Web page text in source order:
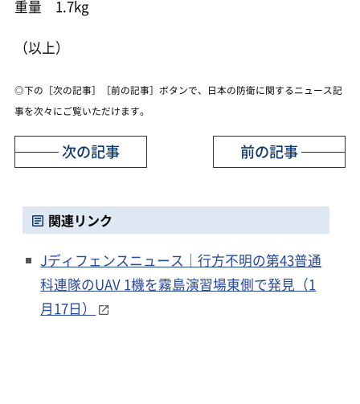
重量 1.7kg
（以上）
◎下の［次の記事］［前の記事］ボタンで、日本の防衛に関するニュース記
事を次々にご覧いただけます。
前の記事
次の記事
関連リンク
Jディフェンスニュース｜行方不明の第43普通
科連隊のUAV 1機を霧島演習場東側で発見（1
月17日）